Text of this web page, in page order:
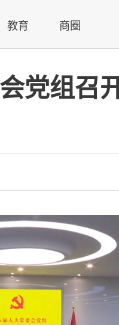
教育 商圈
党组召